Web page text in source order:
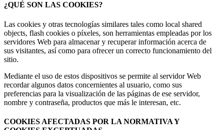
¿QUÉ SON LAS COOKIES?
Las cookies y otras tecnologías similares tales como local shared
objects, flash cookies o píxeles, son herramientas empleadas por los
servidores Web para almacenar y recuperar información acerca de
sus visitantes, así como para ofrecer un correcto funcionamiento del
sitio.
Mediante el uso de estos dispositivos se permite al servidor Web
recordar algunos datos concernientes al usuario, como sus
preferencias para la visualización de las páginas de ese servidor,
nombre y contraseña, productos que más le interesan, etc.
COOKIES AFECTADAS POR LA NORMATIVA Y